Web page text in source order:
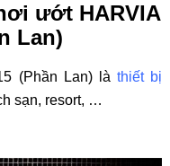
ướt HARVIA
Lan)
(Phần Lan) là thiết bị
sạn, resort, …